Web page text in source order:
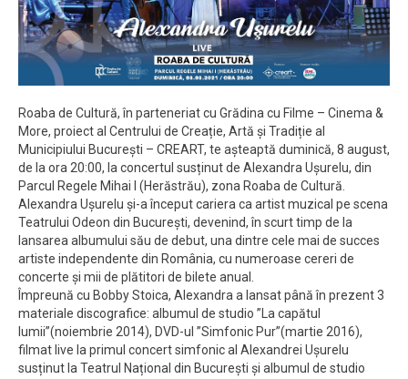
Roaba de Cultură, în parteneriat cu Grădina cu Filme – Cinema &
More, proiect al Centrului de Creație, Artă și Tradiție al
Municipiului București – CREART, te așteaptă duminică, 8 august,
de la ora 20:00, la concertul susținut de Alexandra Ușurelu, din
Parcul Regele Mihai I (Herăstrău), zona Roaba de Cultură.
Alexandra Ușurelu și-a început cariera ca artist muzical pe scena
Teatrului Odeon din București, devenind, în scurt timp de la
lansarea albumului său de debut, una dintre cele mai de succes
artiste independente din România, cu numeroase cereri de
concerte și mii de plătitori de bilete anual.
Împreună cu Bobby Stoica, Alexandra a lansat până în prezent 3
materiale discografice: albumul de studio ”La capătul
lumii”(noiembrie 2014), DVD-ul ”Simfonic Pur”(martie 2016),
filmat live la primul concert simfonic al Alexandrei Ușurelu
susținut la Teatrul Național din București și albumul de studio